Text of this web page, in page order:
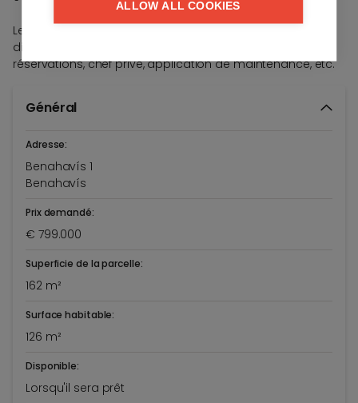
Le projet est doté d'un service de conciergerie qui sera
disponible pour vous aider dans tous vos besoins,
réservations, chef privé, application de maintenance, etc.
Général
Adresse:
Benahavís 1
Benahavís
Prix demandé:
€ 799.000
Superficie de la parcelle:
162 m²
Surface habitable:
126 m²
Disponible:
Lorsqu'il sera prêt
ALLOW ALL COOKIES